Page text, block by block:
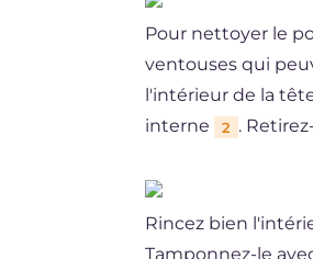
Pour nettoyer le
ventouses qui
l'intérieur de la
interne
2 .
Rincez bien
Tamponnez-le